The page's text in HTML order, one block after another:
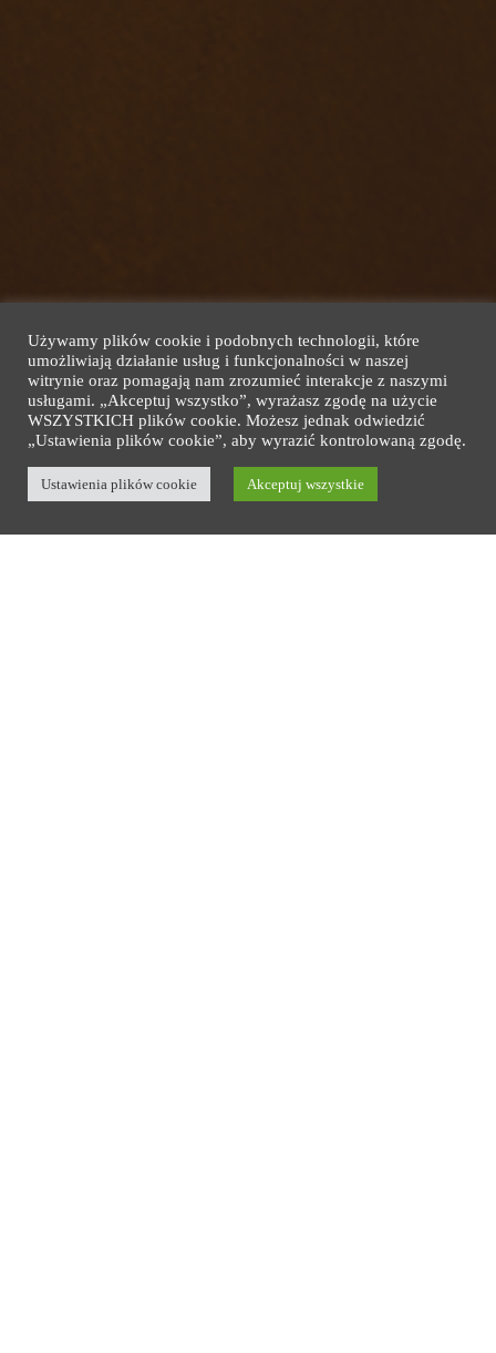
Copyright © 2026 Baltic Gdańsk. Wszelkie prawa zastrzeżone
Design byBlu/Art and Guza Invest
Używamy plików cookie i podobnych technologii, które
umożliwiają działanie usług i funkcjonalności w naszej
witrynie oraz pomagają nam zrozumieć interakcje z naszymi
usługami. „Akceptuj wszystko”, wyrażasz zgodę na użycie
WSZYSTKICH plików cookie. Możesz jednak odwiedzić
„Ustawienia plików cookie”, aby wyrazić kontrolowaną zgodę.
Ustawienia plików cookie Akceptuj wszystkie